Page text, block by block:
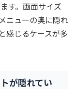
す。画面サイズ
ニューの奥に隠れ
感じるケースが多
が隠れてい